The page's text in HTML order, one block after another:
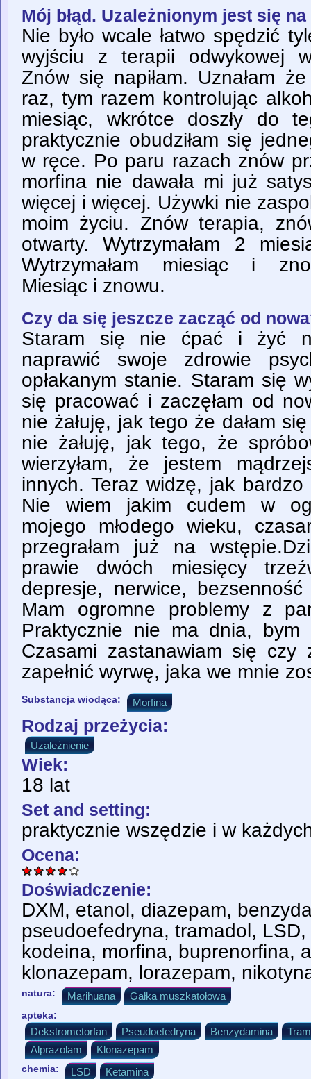
Mój błąd. Uzależnionym jest się na
Nie było wcale łatwo spędzić
wyjściu z terapii odwykowej
Znów się napiłam. Uznałam
raz, tym razem kontrolując
miesiąc, wkrótce doszły do
praktycznie obudziłam się
w ręce. Po paru razach znów
morfina nie dawała mi już
więcej i więcej. Używki nie
moim życiu. Znów terapia,
otwarty. Wytrzymałam 2
Wytrzymałam miesiąc i
Miesiąc i znowu.
Czy da się jeszcze zacząć od
Staram się nie ćpać i żyć
naprawić swoje zdrowie
opłakanym stanie. Staram się
się pracować i zaczęłam od
nie żałuję, jak tego że dałam
nie żałuję, jak tego, że
wierzyłam, że jestem
innych. Teraz widzę, jak bardzo
Nie wiem jakim cudem w
mojego młodego wieku,
przegrałam już na
prawie dwóch miesięcy
depresje, nerwice,
Mam ogromne problemy z
Praktycznie nie ma dnia, bym
Czasami zastanawiam się czy
zapełnić wyrwę, jaka we mnie
Substancja wiodąca: Morfina
Rodzaj przeżycia:
Uzależnienie
Wiek:
18 lat
Set and setting:
praktycznie wszędzie i w
Ocena:
Doświadczenie:
DXM, etanol, diazepam,
pseudoefedryna, tramadol,
kodeina, morfina, buprenorfina,
klonazepam, lorazepam,
natura: Marihuana Gałka muszkatołowa
apteka:
Dekstrometorfan Pseudoefedryna Benzydamina
Alprazolam
Klonazepam
chemia: LSD Ketamina